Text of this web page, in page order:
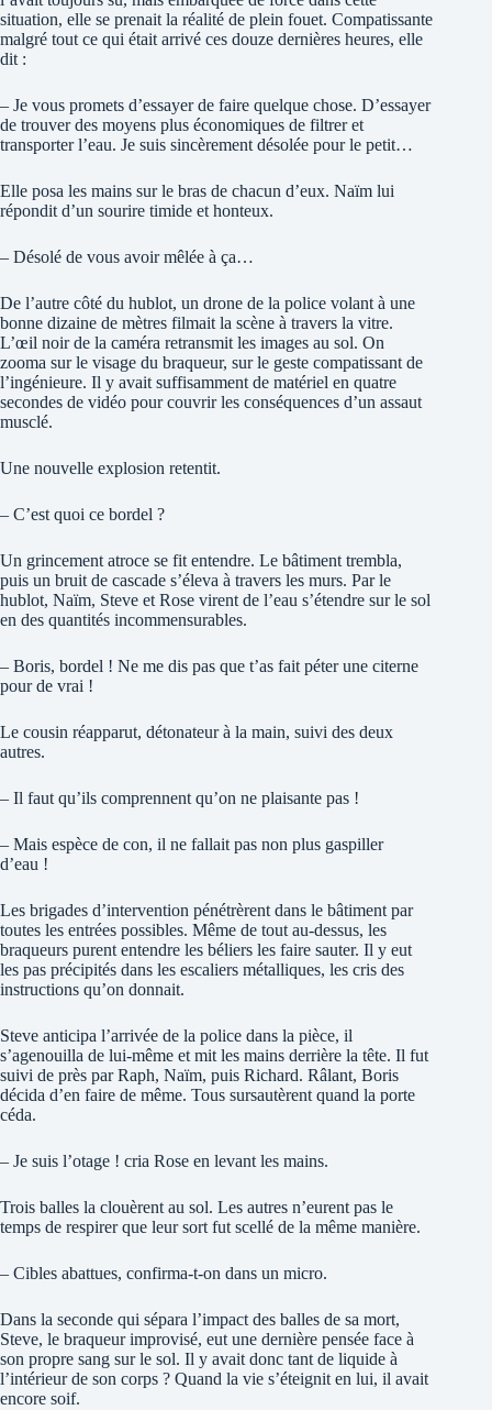
situation, elle se prenait la réalité de plein fouet. Compatissante
malgré tout ce qui était arrivé ces douze dernières heures, elle
dit :
– Je vous promets d’essayer de faire quelque chose. D’essayer
de trouver des moyens plus économiques de filtrer et
transporter l’eau. Je suis sincèrement désolée pour le petit…
Elle posa les mains sur le bras de chacun d’eux. Naïm lui
répondit d’un sourire timide et honteux.
– Désolé de vous avoir mêlée à ça…
De l’autre côté du hublot, un drone de la police volant à une
bonne dizaine de mètres filmait la scène à travers la vitre.
L’œil noir de la caméra retransmit les images au sol. On
zooma sur le visage du braqueur, sur le geste compatissant de
l’ingénieure. Il y avait suffisamment de matériel en quatre
secondes de vidéo pour couvrir les conséquences d’un assaut
musclé.
Une nouvelle explosion retentit.
– C’est quoi ce bordel ?
Un grincement atroce se fit entendre. Le bâtiment trembla,
puis un bruit de cascade s’éleva à travers les murs. Par le
hublot, Naïm, Steve et Rose virent de l’eau s’étendre sur le sol
en des quantités incommensurables.
– Boris, bordel ! Ne me dis pas que t’as fait péter une citerne
pour de vrai !
Le cousin réapparut, détonateur à la main, suivi des deux
autres.
– Il faut qu’ils comprennent qu’on ne plaisante pas !
– Mais espèce de con, il ne fallait pas non plus gaspiller
d’eau !
Les brigades d’intervention pénétrèrent dans le bâtiment par
toutes les entrées possibles. Même de tout au-dessus, les
braqueurs purent entendre les béliers les faire sauter. Il y eut
les pas précipités dans les escaliers métalliques, les cris des
instructions qu’on donnait.
Steve anticipa l’arrivée de la police dans la pièce, il
s’agenouilla de lui-même et mit les mains derrière la tête. Il fut
suivi de près par Raph, Naïm, puis Richard. Râlant, Boris
décida d’en faire de même. Tous sursautèrent quand la porte
céda.
– Je suis l’otage ! cria Rose en levant les mains.
Trois balles la clouèrent au sol. Les autres n’eurent pas le
temps de respirer que leur sort fut scellé de la même manière.
– Cibles abattues, confirma-t-on dans un micro.
Dans la seconde qui sépara l’impact des balles de sa mort,
Steve, le braqueur improvisé, eut une dernière pensée face à
son propre sang sur le sol. Il y avait donc tant de liquide à
l’intérieur de son corps ? Quand la vie s’éteignit en lui, il avait
encore soif.